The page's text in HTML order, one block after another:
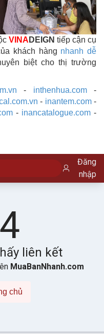
VINA DEIGN tiếp cận cụ
khách hàng nhanh dễ
biệt cho thị trường
- inthenhua.com-
- inantem.com-
- inancatalogue.com -